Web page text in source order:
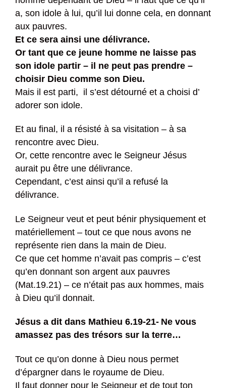
a, son idole à lui, qu’il lui donne cela, en donnant
aux pauvres.
Et ce sera ainsi une délivrance.
Or tant que ce jeune homme ne laisse pas
son idole partir – il ne peut pas prendre –
choisir Dieu comme son Dieu.
Mais il est parti, il s’est détourné et a choisi d’
adorer son idole.
Et au final, il a résisté à sa visitation – à sa
rencontre avec Dieu.
Or, cette rencontre avec le Seigneur Jésus
aurait pu être une délivrance.
Cependant, c’est ainsi qu’il a refusé la
délivrance.
Le Seigneur veut et peut bénir physiquement et
matériellement – tout ce que nous avons ne
représente rien dans la main de Dieu.
Ce que cet homme n’avait pas compris – c’est
qu’en donnant son argent aux pauvres
(Mat.19.21) – ce n’était pas aux hommes, mais
à Dieu qu’il donnait.
Jésus a dit dans Mathieu 6.19-21- Ne vous
amassez pas des trésors sur la terre…
Tout ce qu’on donne à Dieu nous permet
d’épargner dans le royaume de Dieu.
Il faut donner pour le Seigneur et de tout ton